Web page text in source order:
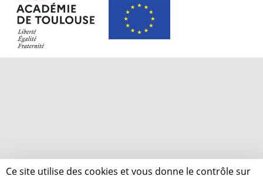
Ce site utilise des cookies et vous donne le contrôle sur